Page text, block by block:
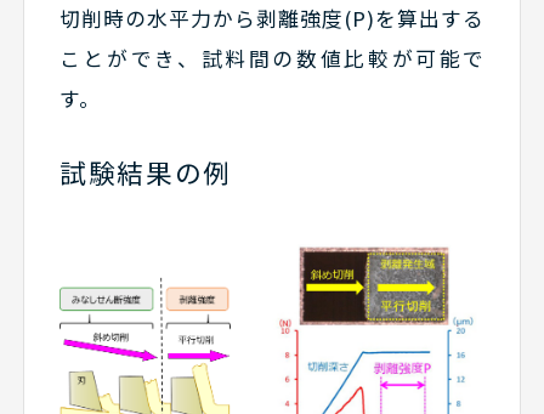
切削時の水平力から剥離強度(P)を算出する
ことができ、試料間の数値比較が可能で
す。
試験結果の例